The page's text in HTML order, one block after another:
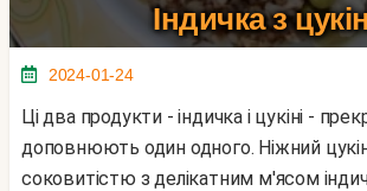
Індичка з
2024-01-24
Ці два продукти - індичка і цукіні - прекрасно
доповнюють один одного. Ніжний
соковитістю з делікатним м'ясом